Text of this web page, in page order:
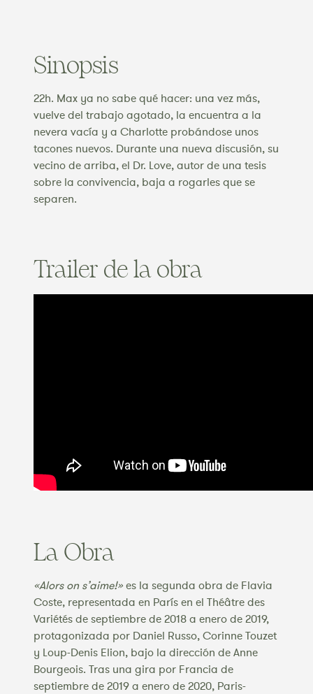
Sinopsis
22h. Max ya no sabe qué hacer: una vez más,
vuelve del trabajo agotado, la encuentra a la
nevera vacía y a Charlotte probándose unos
tacones nuevos. Durante una nueva discusión, su
vecino de arriba, el Dr. Love, autor de una tesis
sobre la convivencia, baja a rogarles que se
separen.
Trailer de la obra
La Obra
«Alors on s’aime!»es la segunda obra de Flavia
Coste, representada en París en el Théâtre des
Variétés de septiembre de 2018 a enero de 2019,
protagonizada por Daniel Russo, Corinne Touzet
y Loup-Denis Elion, bajo la dirección de Anne
Bourgeois. Tras una gira por Francia de
septiembre de 2019 a enero de 2020, Paris-